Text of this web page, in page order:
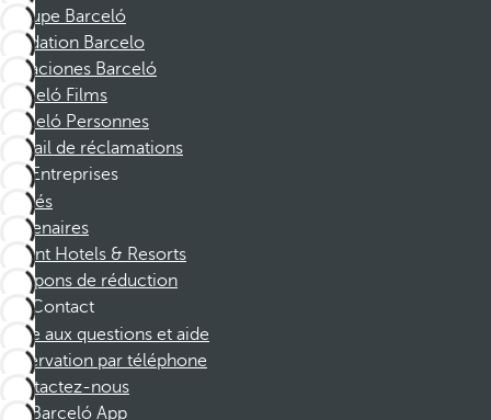
Groupe Barceló
Fondation Barcelo
Vacaciones Barceló
Barceló Films
Barceló Personnes
Portail de réclamations
Entreprises
Affiliés
Partenaires
Dorint Hotels & Resorts
Coupons de réduction
Contact
Foire aux questions et aide
Réservation par téléphone
Contactez-nous
Barceló App